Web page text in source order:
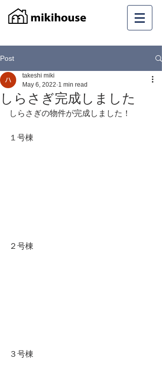
Post
しらさぎ完成しました
takeshi miki
May 6, 2022 1 min read
しらさぎの物件が完成しました！
１号棟
２号棟
３号棟